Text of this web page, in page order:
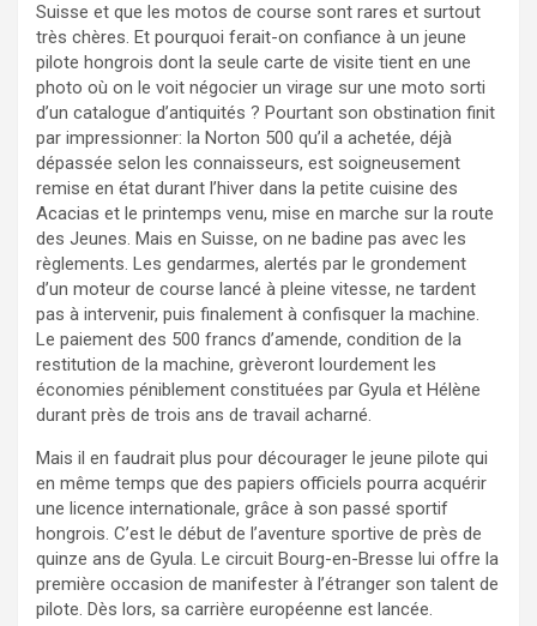
Suisse et que les motos de course sont rares et surtout
très chères. Et pourquoi ferait-on confiance à un jeune
pilote hongrois dont la seule carte de visite tient en une
photo où on le voit négocier un virage sur une moto sorti
d’un catalogue d’antiquités ? Pourtant son obstination finit
par impressionner: la Norton 500 qu’il a achetée, déjà
dépassée selon les connaisseurs, est soigneusement
remise en état durant l’hiver dans la petite cuisine des
Acacias et le printemps venu, mise en marche sur la route
des Jeunes. Mais en Suisse, on ne badine pas avec les
règlements. Les gendarmes, alertés par le grondement
d’un moteur de course lancé à pleine vitesse, ne tardent
pas à intervenir, puis finalement à confisquer la machine.
Le paiement des 500 francs d’amende, condition de la
restitution de la machine, grèveront lourdement les
économies péniblement constituées par Gyula et Hélène
durant près de trois ans de travail acharné.
Mais il en faudrait plus pour décourager le jeune pilote qui
en même temps que des papiers officiels pourra acquérir
une licence internationale, grâce à son passé sportif
hongrois. C’est le début de l’aventure sportive de près de
quinze ans de Gyula. Le circuit Bourg-en-Bresse lui offre la
première occasion de manifester à l’étranger son talent de
pilote. Dès lors, sa carrière européenne est lancée.